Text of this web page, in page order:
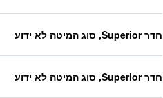
חדר Superior, סוג המיטה לא ידוע
חדר Superior, סוג המיטה לא ידוע